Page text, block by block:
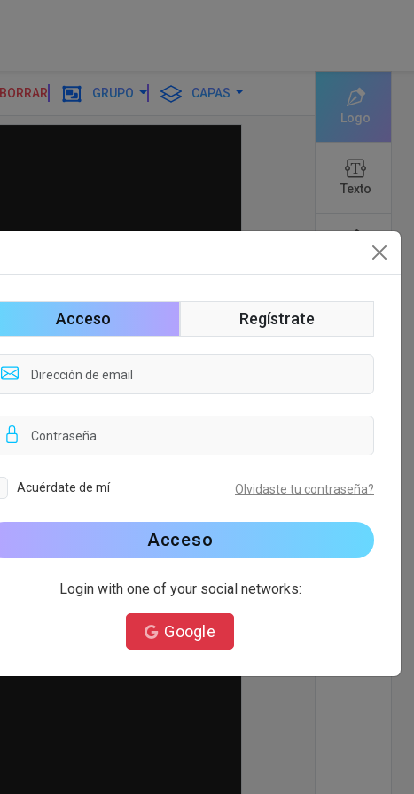
BORRAR GRUPO
CAPAS
Logo
Texto
formas
Acceso Regístrate
Acuérdate de mí Olvidaste tu contraseña?
Acceso
Login with one of your social networks:
Google